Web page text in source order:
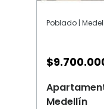
Poblado |
$
Medellín